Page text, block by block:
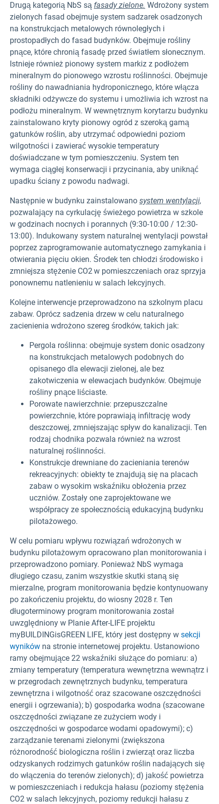
Drugą kategorią NbS są fasady zielone. Wdrożony system
zielonych fasad obejmuje system sadzarek osadzonych
na konstrukcjach metalowych równoległych i
prostopadłych do fasad budynków. Obejmuje rośliny
pnące, które chronią fasadę przed światłem słonecznym.
Istnieje również pionowy system markiz z podłożem
mineralnym do pionowego wzrostu roślinności. Obejmuje
rośliny do nawadniania hydroponicznego, które włącza
składniki odżywcze do systemu i umożliwia ich wzrost na
podłożu mineralnym. W wewnętrznym korytarzu budynku
zainstalowano kryty pionowy ogród z szeroką gamą
gatunków roślin, aby utrzymać odpowiedni poziom
wilgotności i zawierać wysokie temperatury
doświadczane w tym pomieszczeniu. System ten
wymaga ciągłej konserwacji i przycinania, aby uniknąć
upadku ściany z powodu nadwagi.
Następnie w budynku zainstalowano system wentylacji,
pozwalający na cyrkulację świeżego powietrza w szkole
w godzinach nocnych i porannych (9:30-10:00 / 12:30-
13:00). Indukowany system naturalnej wentylacji powstał
poprzez zaprogramowanie automatycznego zamykania i
otwierania pięciu okien. Środek ten chłodzi środowisko i
zmniejsza stężenie CO2w pomieszczeniach oraz sprzyja
ponownemu natlenieniu w salach lekcyjnych.
Kolejne interwencje przeprowadzono na szkolnym placu
zabaw. Oprócz sadzenia drzew w celu naturalnego
zacienienia wdrożono szereg środków, takich jak:
Pergola roślinna: obejmuje system donic osadzony
na konstrukcjach metalowych podobnych do
opisanego dla elewacji zielonej, ale bez
zakotwiczenia w elewacjach budynków. Obejmuje
rośliny pnące liściaste.
Porowate nawierzchnie: przepuszczalne
powierzchnie, które poprawiają infiltrację wody
deszczowej, zmniejszając spływ do kanalizacji. Ten
rodzaj chodnika pozwala również na wzrost
naturalnej roślinności.
Konstrukcje drewniane do zacieniania terenów
rekreacyjnych: obiekty te znajdują się na placach
zabaw o wysokim wskaźniku obłożenia przez
uczniów. Zostały one zaprojektowane we
współpracy ze społecznością edukacyjną budynku
pilotażowego.
W celu pomiaru wpływu rozwiązań wdrożonych w
budynku pilotażowym opracowano plan monitorowania i
przeprowadzono pomiary. Ponieważ NbS wymaga
długiego czasu, zanim wszystkie skutki staną się
mierzalne, program monitorowania będzie kontynuowany
po zakończeniu projektu, do wiosny 2028 r. Ten
długoterminowy program monitorowania został
uwzględniony w Planie After-LIFE projektu
myBUILDINGisGREEN LIFE, który jest dostępny w sekcji
wyników na stronie internetowej projektu. Ustanowiono
ramy obejmujące 22 wskaźniki służące do pomiaru: a)
zmiany temperatury (temperatura wewnętrzna wewnątrz i
w przegrodach zewnętrznych budynku, temperatura
zewnętrzna i wilgotność oraz szacowane oszczędności
energii i ogrzewania); b) gospodarka wodna (szacowane
oszczędności związane ze zużyciem wody i
oszczędności w gospodarce wodami opadowymi); c)
zarządzanie terenami zielonymi (zwiększona
różnorodność biologiczna roślin i zwierząt oraz liczba
odzyskanych rodzimych gatunków roślin nadających się
do włączenia do terenów zielonych); d) jakość powietrza
w pomieszczeniach i redukcja hałasu (poziomy stężenia
CO2 w salach lekcyjnych, poziomy redukcji hałasu z